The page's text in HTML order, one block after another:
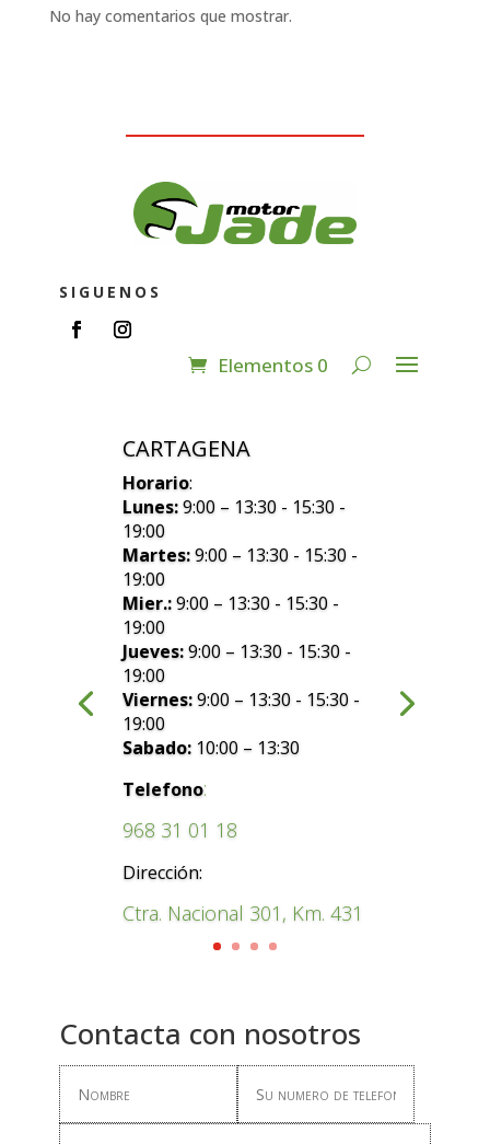
No hay comentarios que mostrar.
SIGUENOS
Elementos 0
CARTAGENA
Horario:
Lunes:9:00 – 13:30 - 15:30 -
19:00
Martes:9:00 – 13:30 - 15:30 -
19:00
Mier.:9:00 – 13:30 - 15:30 -
19:00
Jueves:9:00 – 13:30 - 15:30 -
19:00
Viernes:9:00 – 13:30 - 15:30 -
19:00
Sabado: 10:00 – 13:30
Telefono:
968 31 01 18
Dirección:
Ctra. Nacional 301, Km. 431
Contacta con nosotros